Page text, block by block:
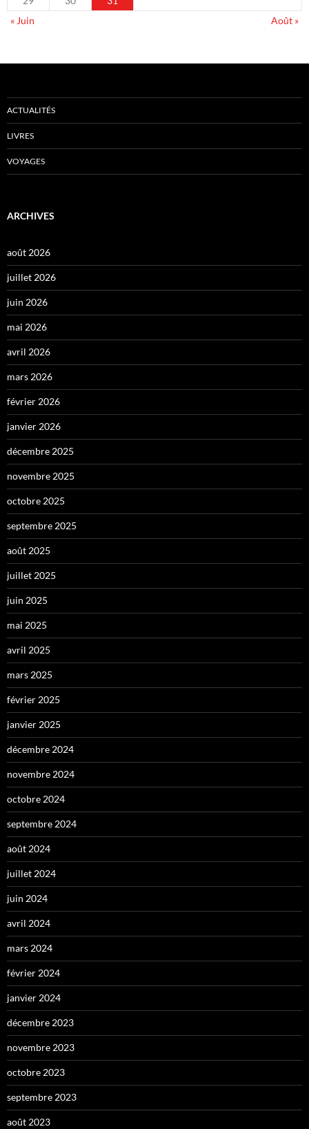
« Juin
Août »
ACTUALITÉS
LIVRES
VOYAGES
ARCHIVES
août 2026
juillet 2026
juin 2026
mai 2026
avril 2026
mars 2026
février 2026
janvier 2026
décembre 2025
novembre 2025
octobre 2025
septembre 2025
août 2025
juillet 2025
juin 2025
mai 2025
avril 2025
mars 2025
février 2025
janvier 2025
décembre 2024
novembre 2024
octobre 2024
septembre 2024
août 2024
juillet 2024
juin 2024
avril 2024
mars 2024
février 2024
janvier 2024
décembre 2023
novembre 2023
octobre 2023
septembre 2023
août 2023